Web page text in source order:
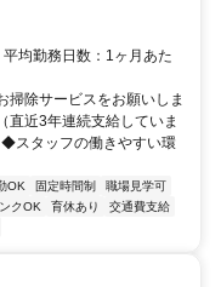
均勤務日数：1ヶ月あた
掃除サービスをお願いしま
近3年連続支給していま
スタッフの働きやすい環
OK 固定時間制
職場見学可
クOK 育休あり
交通費支給